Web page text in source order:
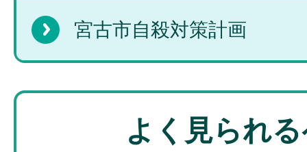
宮古市自殺対策計画
よく見られ